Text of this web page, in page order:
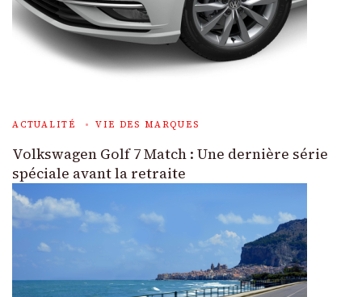
ACTUALITÉ VIE DES MARQUES
Volkswagen Golf 7 Match : Une dernière série
spéciale avant la retraite